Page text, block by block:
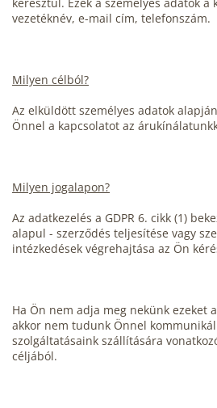
vezetéknév, e-mail cím, telefonszám.
Milyen célból?
Az elküldött személyes adatok
Önnel a kapcsolatot az
Milyen jogalapon?
Az adatkezelés a GDPR 6. cikk (1)
alapul - szerződés teljesítése vagy
intézkedések végrehajtása az Ön
Ha Ön nem adja meg nekünk ezeket
akkor nem tudunk Önnel
szolgáltatásaink szállítására
céljából.